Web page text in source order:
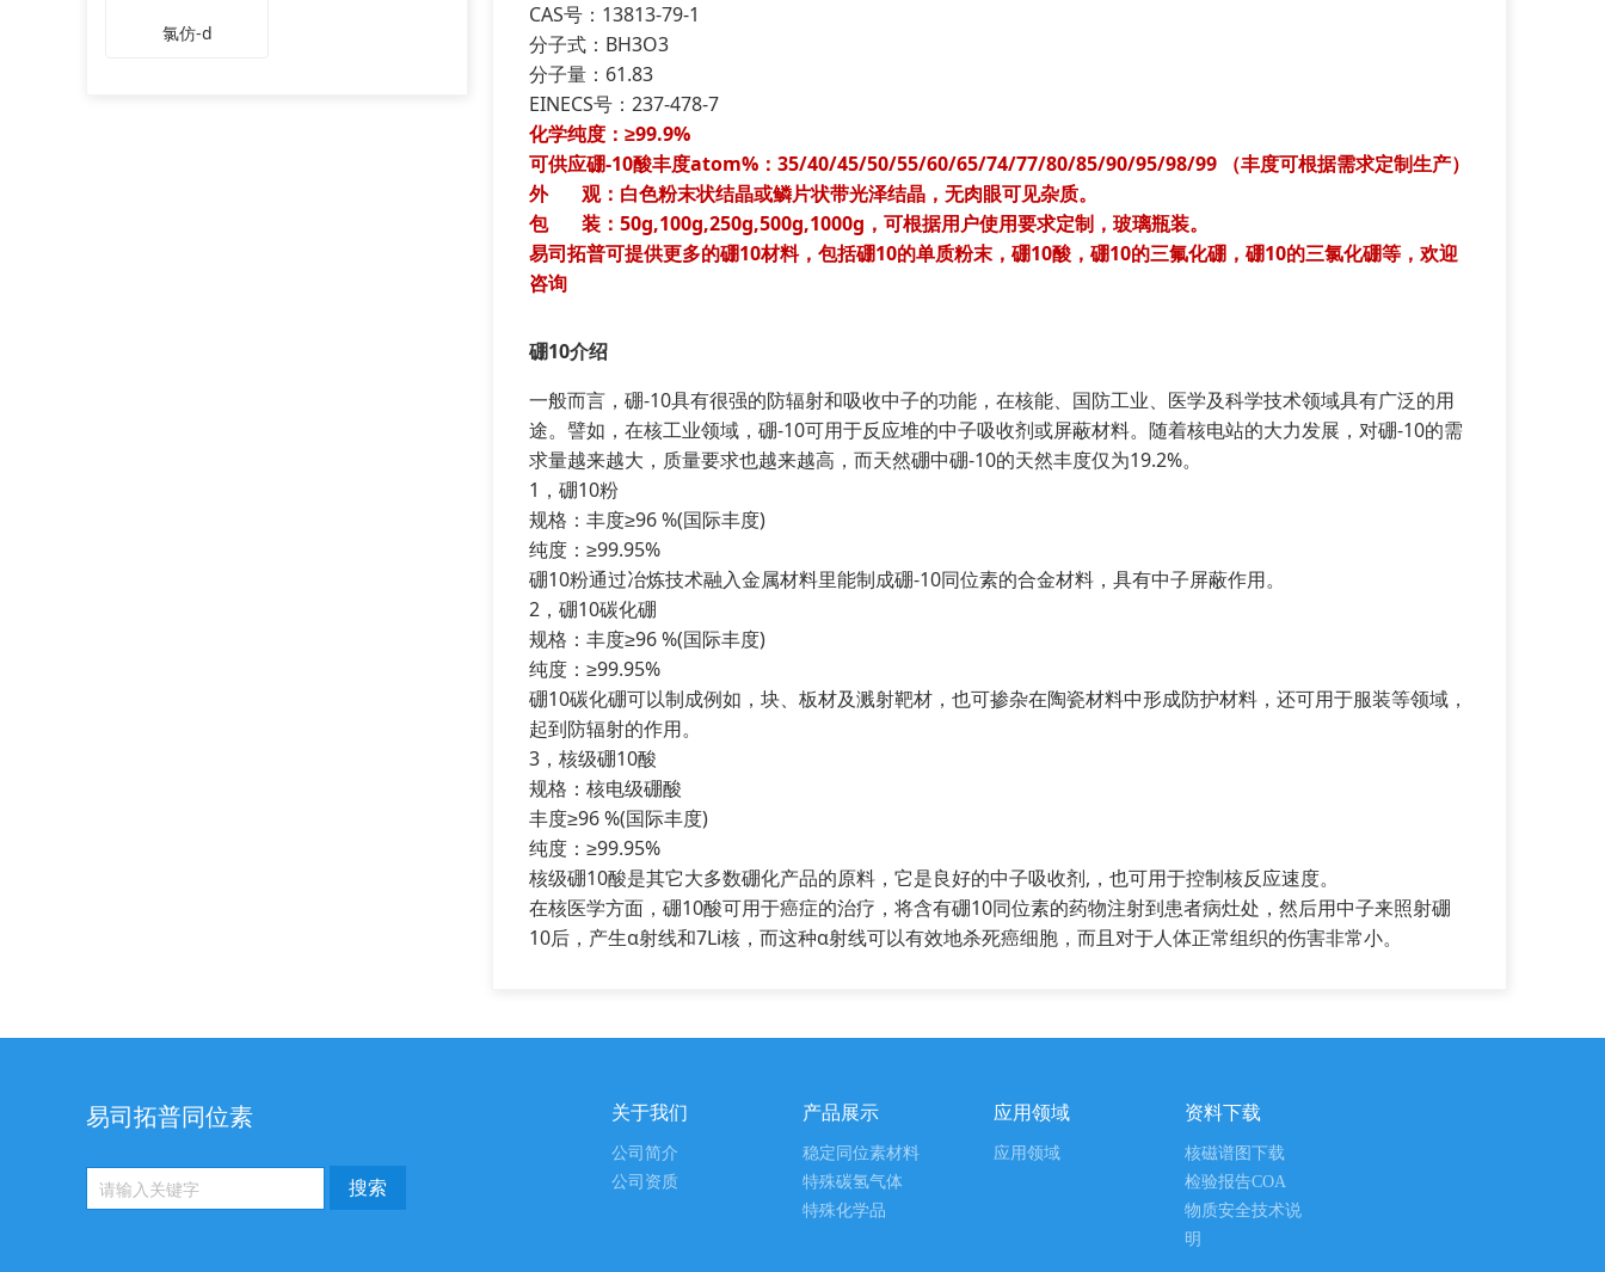
氯仿-d
CAS号：13813-79-1
分子式：BH3O3
分子量：61.83
EINECS号：237-478-7
化学纯度：≥99.9%
可供应硼-10酸丰度atom%：35/40/45/50/55/60/65/74/77/80/85/90/95/98/99 （丰度可根据需求定制生产）
外 观：白色粉末状结晶或鳞片状带光泽结晶，无肉眼可见杂质。
包 装：50g,100g,250g,500g,1000g，可根据用户使用要求定制，玻璃瓶装。
易司拓普可提供更多的硼10材料，包括硼10的单质粉末，硼10酸，硼10的三氟化硼，硼10的三氯化硼等，欢迎
咨询
硼10介绍
一般而言，硼-10具有很强的防辐射和吸收中子的功能，在核能、国防工业、医学及科学技术领域具有广泛的用
途。譬如，在核工业领域，硼-10可用于反应堆的中子吸收剂或屏蔽材料。随着核电站的大力发展，对硼-10的需
求量越来越大，质量要求也越来越高，而天然硼中硼-10的天然丰度仅为19.2%。
1，硼10粉
规格：丰度≥96 %(国际丰度)
纯度：≥99.95%
硼10粉通过冶炼技术融入金属材料里能制成硼-10同位素的合金材料，具有中子屏蔽作用。
2，硼10碳化硼
规格：丰度≥96 %(国际丰度)
纯度：≥99.95%
硼10碳化硼可以制成例如，块、板材及溅射靶材，也可掺杂在陶瓷材料中形成防护材料，还可用于服装等领域，
起到防辐射的作用。
3，核级硼10酸
规格：核电级硼酸
丰度≥96 %(国际丰度)
纯度：≥99.95%
核级硼10酸是其它大多数硼化产品的原料，它是良好的中子吸收剂,，也可用于控制核反应速度。
在核医学方面，硼10酸可用于癌症的治疗，将含有硼10同位素的药物注射到患者病灶处，然后用中子来照射硼
10后，产生α射线和7Li核，而这种α射线可以有效地杀死癌细胞，而且对于人体正常组织的伤害非常小。
易司拓普同位素 关于我们
公司简介
公司资质
产品展示
稳定同位素材料
特殊碳氢气体
特殊化学品
应用领域
应用领域
资料下载
核磁谱图下载
检验报告COA
物质安全技术说
明